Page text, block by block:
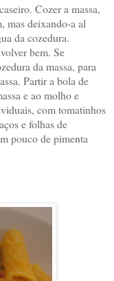
Cozer a massa,
mas deixando-a al
da cozedura.
bem. Se
da massa, para
Partir a bola de
e ao molho e
com tomatinhos
e folhas de
pouco de pimenta